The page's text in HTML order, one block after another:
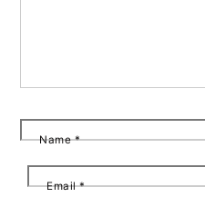
Name*
Email*